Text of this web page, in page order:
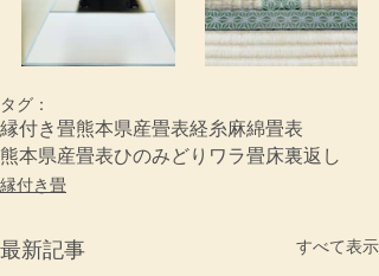
タグ：
縁付き畳熊本県産畳表経糸麻綿畳表
熊本県産畳表ひのみどり ワラ畳床裏返し
縁付き畳
最新記事 すべて表示